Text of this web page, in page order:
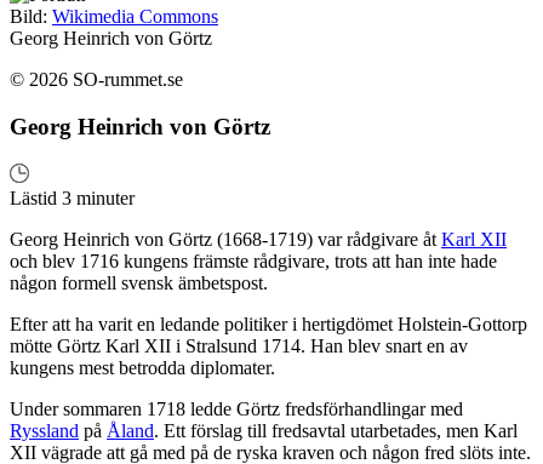
Bild: Wikimedia Commons
Georg Heinrich von Görtz
© 2026 SO-rummet.se
Georg Heinrich von Görtz
Lästid 3 minuter
Georg Heinrich von Görtz (1668-1719) var rådgivare åt Karl XII
och blev 1716 kungens främste rådgivare, trots att han inte hade
någon formell svensk ämbetspost.
Efter att ha varit en ledande politiker i hertigdömet Holstein-Gottorp
mötte Görtz Karl XII i Stralsund 1714. Han blev snart en av
kungens mest betrodda diplomater.
Under sommaren 1718 ledde Görtz fredsförhandlingar med
Ryssland på Åland. Ett förslag till fredsavtal utarbetades, men Karl
XII vägrade att gå med på de ryska kraven och någon fred slöts inte.